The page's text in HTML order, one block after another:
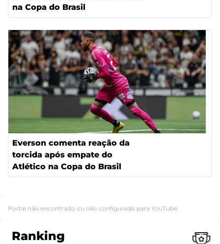
na Copa do Brasil
Everson comenta reação da
torcida após empate do
Atlético na Copa do Brasil
Portal não encontrado ou não configurado para YouTube.
Ranking